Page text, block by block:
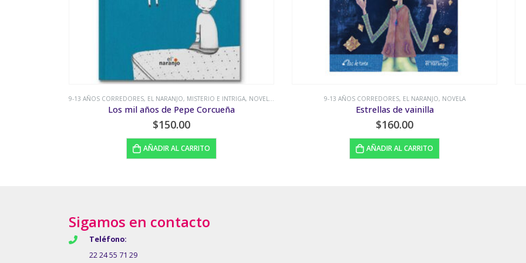
SUSPENSO 9-13 AÑOS CORREDORES,EL NARANJO ,NOVELA
Estrellas de vainilla
$160.00
AÑADIR AL CARRITO
9-13 AÑOS CORREDORES, BIOGRAFÍA,TECOLOTE
Emiliano Zapata
$180.00
LEER MÁS
Sigamos en contacto
Teléfono:
22 24 55 71 29